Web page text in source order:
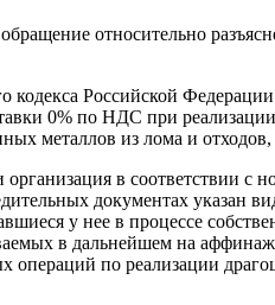
относительно
Российской
0% по НДС при
металлов из лома и
в соответствии с
документах указан
у нее в процессе
в дальнейшем на
по реализации